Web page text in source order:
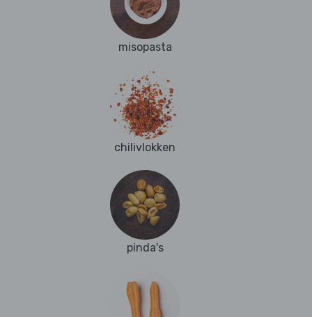
misopasta
chilivlokken
pinda's